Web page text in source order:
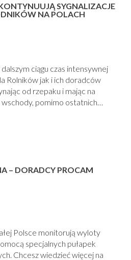
SYGNALIZACJE
NA POLACH
ciągu czas intensywnej
Rolników jak i ich doradców
od rzepaku i mając na
pomimo ostatnich
PROCAM sygnalizują w
kapuścianej. Ta groźna
– DORADCY PROCAM
Polsce monitorują wyloty
specjalnych pułapek
Chcesz wiedzieć więcej na